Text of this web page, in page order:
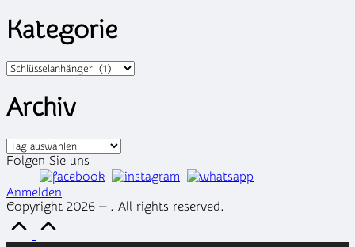
Kategorie
Kategorien
Archiv
Archiv
Folgen Sie uns
Anmelden
Copyright 2026 — . All rights reserved.